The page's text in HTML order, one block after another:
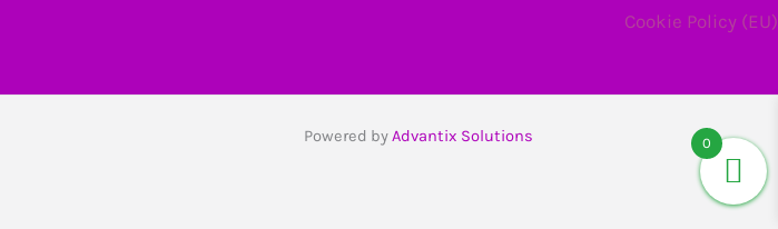
Cookie Policy (EU)
Powered byAdvantix Solutions 0